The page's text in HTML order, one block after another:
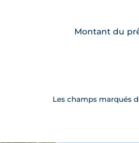
Montant du
Les champs marqués